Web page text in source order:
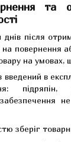
та
після
повернення
на умовах,
введений в
підряпін,
зберіг